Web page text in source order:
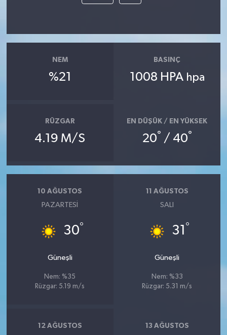
NEM
%21
BASINÇ
1008 HPA hpa
RÜZGAR
4.19 M/S
EN DÜŞÜK / EN YÜKSEK
20° / 40°
10 AĞUSTOS
PAZARTESI
30°
Güneşli
Nem: %35
Rüzgar: 5.19 m/s
11 AĞUSTOS
SALI
31 °
Güneşli
Nem: %33
Rüzgar: 5.31 m/s
12 AĞUSTOS 13 AĞUSTOS